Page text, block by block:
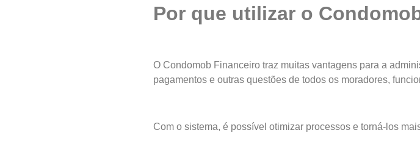
Por que utilizar o
O Condomob Financeiro traz muitas vantagens para a
pagamentos e outras questões de todos os moradores,
Com o sistema, é possível otimizar processos e torná-los